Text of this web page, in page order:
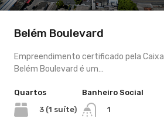
Belém Boulevard
Empreendimento certificado pela Caixa
Belém Boulevard é um…
Quartos
3 (1 suíte)
Banheiro Social
1